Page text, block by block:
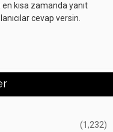
kısa zamanda yanıt
cevap versin.
(1,232)